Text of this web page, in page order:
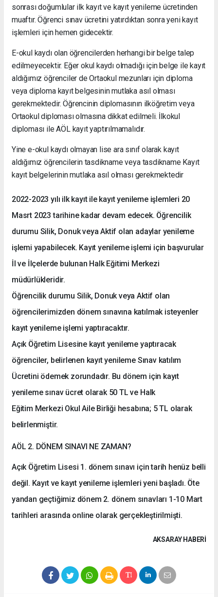
sonrası doğumlular ilk kayıt ve kayıt yenileme ücretinden
muaftır. Öğrenci sınav ücretini yatırdıktan sonra yeni kayıt
işlemleri için hemen gidecektir.
E-okul kaydı olan öğrencilerden herhangi bir belge talep
edilmeyecektir. Eğer okul kaydı olmadığı için belge ile kayıt
aldığımız öğrenciler de Ortaokul mezunları için diploma
veya diploma kayıt belgesinin mutlaka asıl olması
gerekmektedir. Öğrencinin diplomasının ilköğretim veya
Ortaokul diploması olmasına dikkat edilmeli. İlkokul
diploması ile AÖL kayıt yaptırılmamalıdır.
Yine e-okul kaydı olmayan lise ara sınıf olarak kayıt
aldığımız öğrencilerin tasdikname veya tasdikname Kayıt
kayıt belgelerinin mutlaka asıl olması gerekmektedir
2022-2023 yılı ilk kayıt ile kayıt yenileme işlemleri 20
Masrt 2023 tarihine kadar devam edecek. Öğrencilik
durumu Silik, Donuk veya Aktif olan adaylar yenileme
işlemi yapabilecek. Kayıt yenileme işlemi için başvurular
İl ve İlçelerde bulunan Halk Eğitimi Merkezi
müdürlükleridir.
Öğrencilik durumu Silik, Donuk veya Aktif olan
öğrencilerimizden dönem sınavına katılmak isteyenler
kayıt yenileme işlemi yaptıracaktır.
Açık Öğretim Lisesine kayıt yenileme yaptıracak
öğrenciler, belirlenen kayıt yenileme Sınav katılım
Ücretini ödemek zorundadır. Bu dönem için kayıt
yenileme sınav ücret olarak 50 TL ve Halk
Eğitim Merkezi Okul Aile Birliği hesabına; 5 TL olarak
belirlenmiştir.
AÖL 2. DÖNEM SINAVI NE ZAMAN?
Açık Öğretim Lisesi 1. dönem sınavı için tarih henüz belli
değil. Kayıt ve kayıt yenileme işlemleri yeni başladı. Öte
yandan geçtiğimiz dönem 2. dönem sınavları 1-10 Mart
tarihleri arasında online olarak gerçekleştirilmişti.
AKSARAY HABERİ